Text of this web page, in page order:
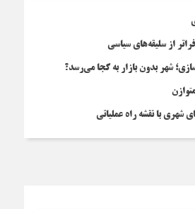
از سلیقه‌های سیاسی
شهر بدون بازار به کجا می‌رسد؟
شهری با نقشه راه عملیاتی